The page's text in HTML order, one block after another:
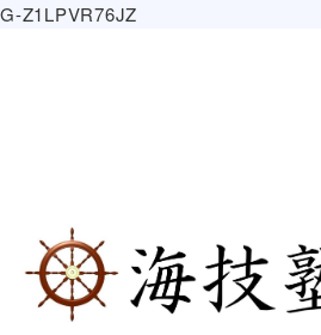
G-Z1LPVR76JZ